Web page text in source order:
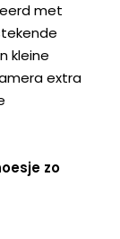
met
kleine
extra
zo